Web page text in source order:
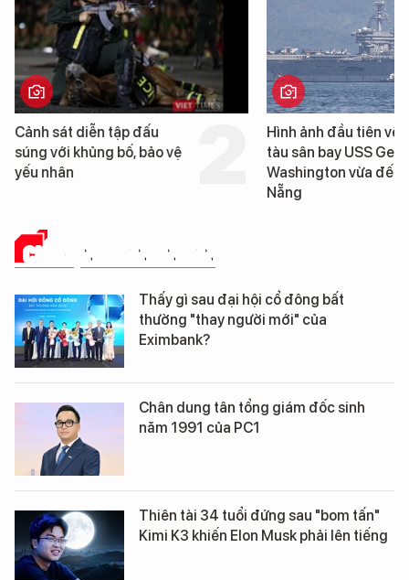
Cảnh sát diễn tập đấu
súng với khủng bố, bảo vệ
yếu nhân
Hình ảnh đầu tiên về
tàu sân bay USS
Washington vừa đến
Nẵng
CHUYỆN DOANH NHÂN
Thấy gì sau đại hội cổ đông bất
thường "thay người mới" của
Eximbank?
Chân dung tân tổng giám đốc sinh
năm 1991 của PC1
Thiên tài 34 tuổi đứng sau "bom tấn"
Kimi K3 khiến Elon Musk phải lên tiếng